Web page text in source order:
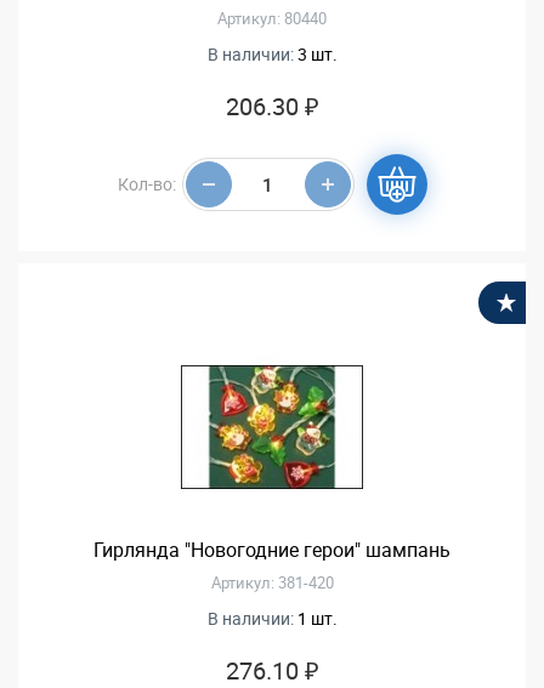
Артикул: 80440
В наличии:3 шт.
206.30 ₽
Кол-во:
Гирлянда "Новогодние герои" шампань
Артикул: 381-420
В наличии: 1 шт.
276.10 ₽